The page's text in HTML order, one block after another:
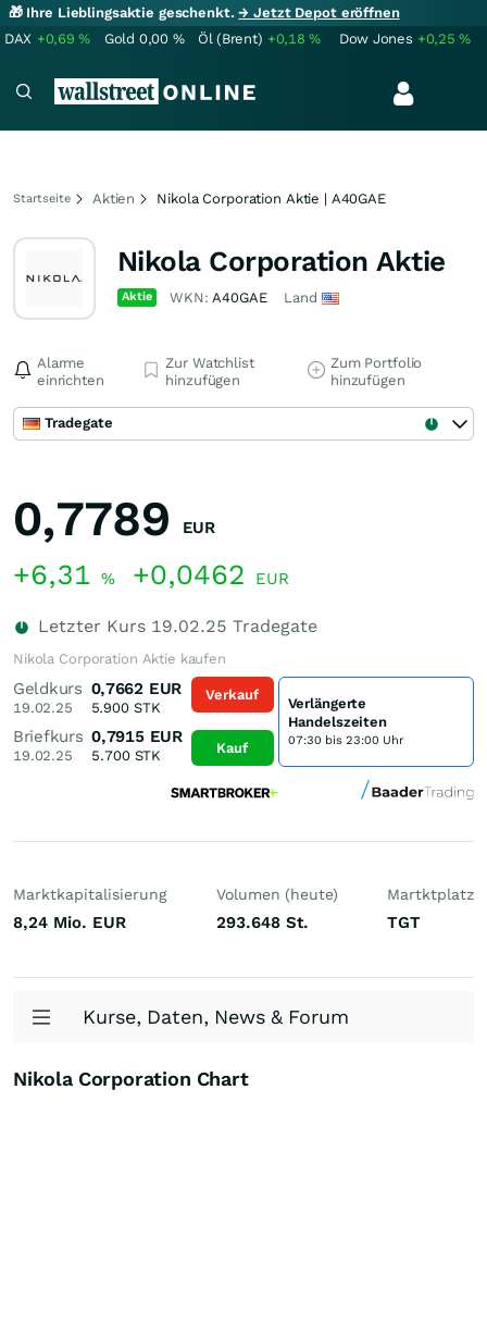
🎁 Ihre Lieblingsaktie geschenkt.→ Jetzt Depot eröffnen
DAX +0,69% Gold 0,00 % Öl (Brent) +0,18% Dow Jones +0,25%
Startseite Aktien Nikola Corporation Aktie | A40GAE
Nikola Corporation Aktie
Aktie WKN:A40GAE Land
Alarme
einrichten
Zur Watchlist
hinzufügen
Zum Portfolio
hinzufügen
Tradegate
0,7789 EUR
+6,31 % +0,0462 EUR
Letzter Kurs 19.02.25 Tradegate
Nikola Corporation Aktie kaufen
Geldkurs
19.02.25
0,7662 EUR
5.900STK
Briefkurs
19.02.25
0,7915 EUR
5.700STK
Verkauf
Kauf
Verlängerte
Handelszeiten
07:30 bis 23:00 Uhr
Marktkapitalisierung
8,24 Mio. EUR
Volumen (heute)
293.648St.
Martktplatz
TGT
Kurse, Daten, News & Forum
Nikola Corporation Chart